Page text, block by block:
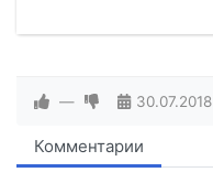
— 30.07.2018
Комментарии